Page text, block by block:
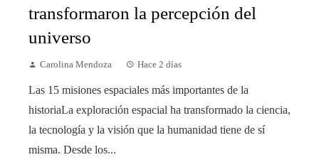
transformaron la percepción del
universo
Carolina Mendoza Hace 2 días
Las 15 misiones espaciales más importantes de la
historiaLa exploración espacial ha transformado la ciencia,
la tecnología y la visión que la humanidad tiene de sí
misma. Desde los...